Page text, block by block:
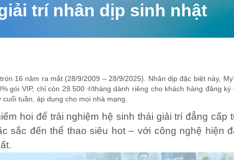
trí nhân dịp sinh nhật
16 năm ra mắt (28/9/2009 – 28/9/2025). Nhân dịp đặc biệt này,
gói VIP, chỉ còn 29.500 ₫/tháng dành riêng cho khách hàng đăng ký
tuần, áp dụng cho mọi nhà mạng.
hoi để trải nghiệm hệ sinh thái giải trí đẳng cấp
sắc đến thể thao siêu hot – với công nghệ hiện